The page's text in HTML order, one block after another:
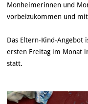
Monheimerinnen und
vorbeizukommen und
Das Eltern-Kind-
ersten Freitag im Monat
statt.